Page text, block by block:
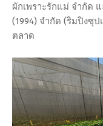
ผักเพราะรักแม่ จำกัด
(1994) จำกัด (ริมปิงซุ
ตลาด